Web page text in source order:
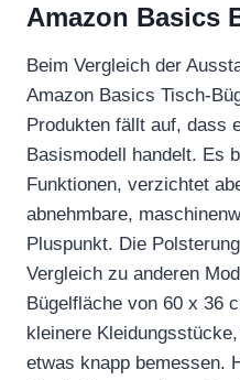
Amazon Basics
Beim Vergleich der
Amazon Basics Tisch-
Produkten fällt auf, dass
Basismodell handelt. Es
Funktionen, verzichtet
abnehmbare,
Pluspunkt. Die
Vergleich zu anderen
Bügelfläche von 60 x 36
kleinere
etwas knapp bemessen.